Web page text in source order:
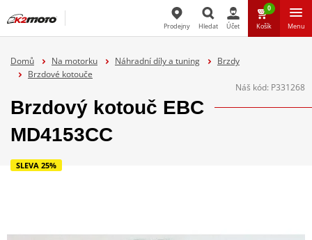
Prodejny Hledat Účet
0
Košík Menu
Domů Na motorku Náhradní díly a tuning
Brzdy
Brzdové kotouče
Náš kód: P331268
Brzdový kotouč EBC
MD4153CC
SLEVA 25%